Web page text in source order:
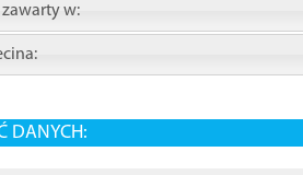
zawarty w:
DANYCH: